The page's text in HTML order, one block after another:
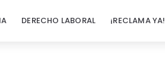
DERECHO LABORAL ¡RECLAMA YA!